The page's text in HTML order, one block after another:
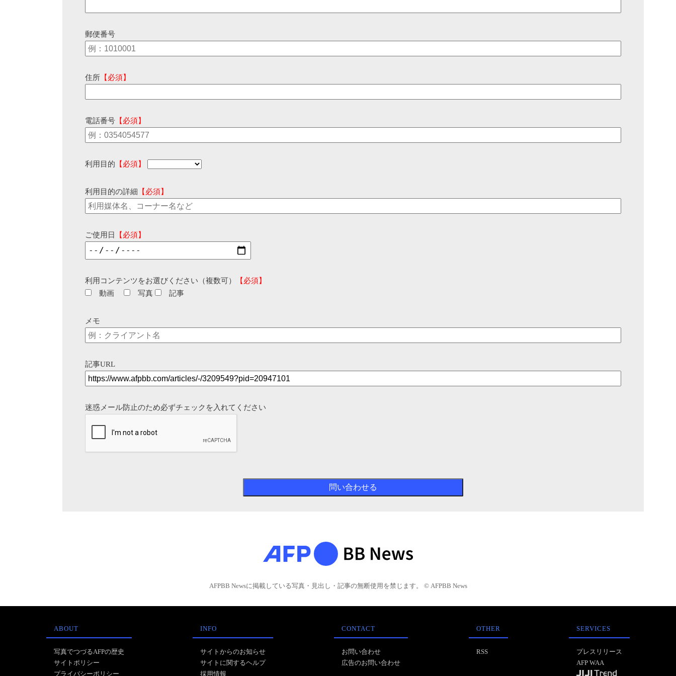
郵便番号
住所 【必須】
電話番号 【必須】
利用目的 【必須】
利用目的の詳細 【必須】
ご使用日 【必須】
利用コンテンツをお選びください（複数可）
【必須】
動画
写真 記事
メモ
記事URL
迷惑メール防止のため必ずチェックを入れてください
AFPBB Newsに掲載している写真・見出し・記事の無断使用を禁じます。 © AFPBB News
ABOUT
写真でつづるAFPの歴史
サイトポリシー
プライバシーポリシー
INFO
サイトからのお知らせ
サイトに関するヘルプ
採用情報
CONTACT
お問い合わせ
広告のお問い合わせ
OTHER
RSS
SERVICES
プレスリリース
AFP WAA